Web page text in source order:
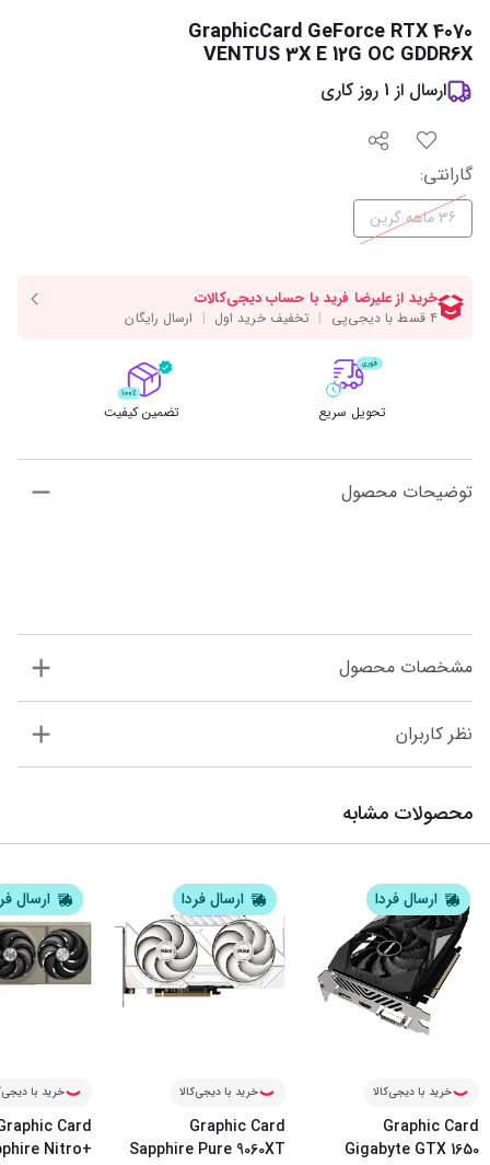
GraphicCard GeForce RTX 4070
VENTUS 3X E 12G OC GDDR6X
ارسال از 1 روز کاری
گارانتی:
36 ماهه گرین
تحویل سریع تضمین کیفیت
توضیحات محصول
مشخصات محصول
نظر کاربران
محصولات مشابه
ارسال فردا
خرید با دیجی‌کالا
Graphic Card
Gigabyte GTX 1650
ارسال فردا
خرید با دیجی‌کالا
Graphic Card
Sapphire Pure 9060XT
ارسال
خرید با
Card
Nitro+